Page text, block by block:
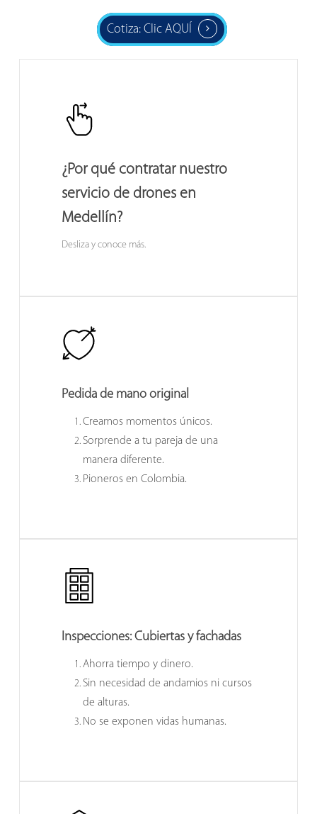
Cotiza: Clic AQUÍ
¿Por qué contratar nuestro
servicio de drones en
Medellín?
Desliza y conoce más.
Pedida de mano original
Creamos momentos únicos.
Sorprende a tu pareja de una
manera diferente.
Pioneros en Colombia.
Inspecciones: Cubiertas y fachadas
Ahorra tiempo y dinero.
Sin necesidad de andamios ni cursos
de alturas.
No se exponen vidas humanas.